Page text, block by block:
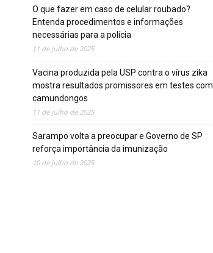
O que fazer em caso de celular roubado?
Entenda procedimentos e informações
necessárias para a polícia
11 de julho de 2025
Vacina produzida pela USP contra o vírus zika
mostra resultados promissores em testes com
camundongos
11 de julho de 2025
Sarampo volta a preocupar e Governo de SP
reforça importância da imunização
10 de julho de 2025